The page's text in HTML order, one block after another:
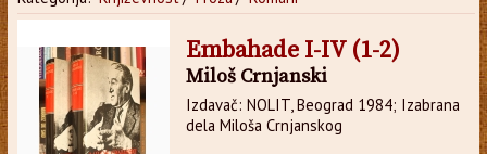
Embahade I-IV (1-2)
Miloš Crnjanski
Izdavač: NOLIT, Beograd 1984; Izabrana
dela Miloša Crnjanskog